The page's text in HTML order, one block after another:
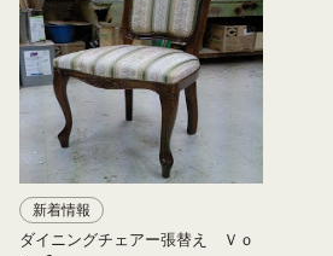
新着情報
ダイニングチェアー張替え Ｖｏ